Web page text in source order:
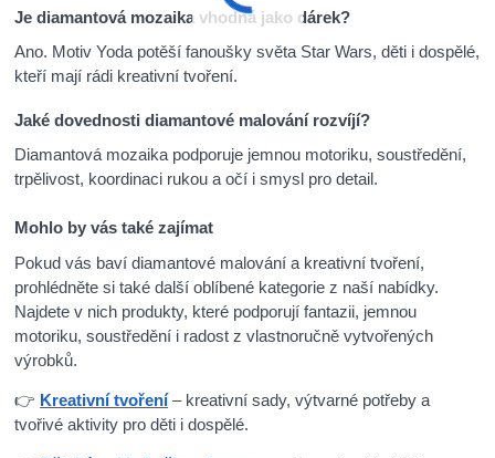
Je diamantová mozaika vhodná jako dárek?
Ano. Motiv Yoda potěší fanoušky světa Star Wars, děti i dospělé,
kteří mají rádi kreativní tvoření.
Jaké dovednosti diamantové malování rozvíjí?
Diamantová mozaika podporuje jemnou motoriku, soustředění,
trpělivost, koordinaci rukou a očí i smysl pro detail.
Mohlo by vás také zajímat
Pokud vás baví diamantové malování a kreativní tvoření,
prohlédněte si také další oblíbené kategorie z naší nabídky.
Najdete v nich produkty, které podporují fantazii, jemnou
motoriku, soustředění i radost z vlastnoručně vytvořených
výrobků.
👉 Kreativní tvoření– kreativní sady, výtvarné potřeby a
tvořivé aktivity pro děti i dospělé.